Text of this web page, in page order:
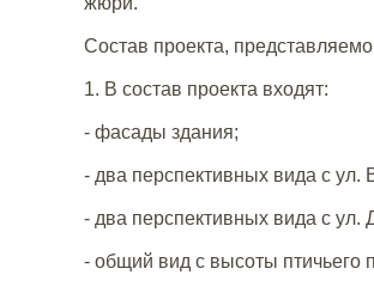
Состав проекта,
1. В состав проекта входят:
- фасады здания;
- два перспективных вида с ул.
- два перспективных вида с ул.
- общий вид с высоты птичьего